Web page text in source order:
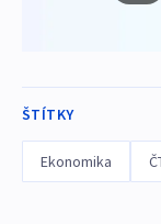
ŠTÍTKY
Ekonomika